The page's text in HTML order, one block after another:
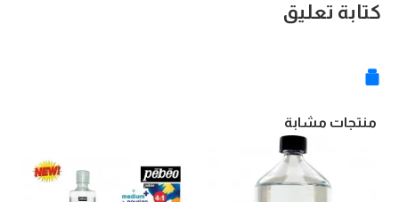
كتابة تعليق
منتجات مشابة